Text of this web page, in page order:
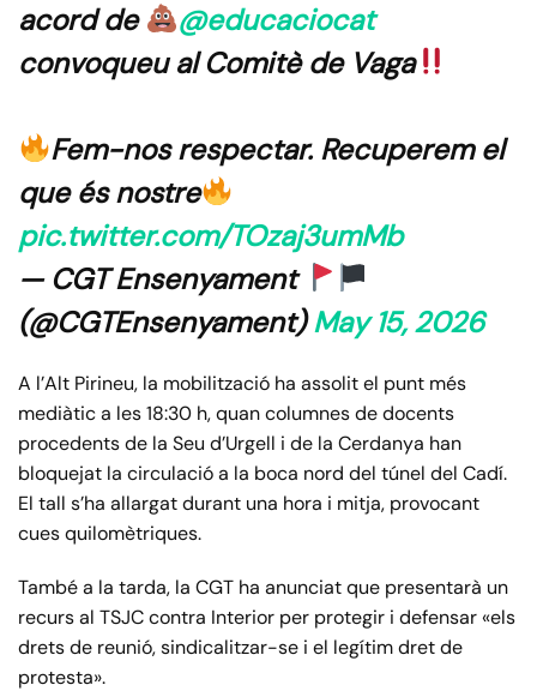
acord de
@educaciocat
convoqueu al Comitè de Vaga
Fem-nos respectar. Recuperem el
que és nostre
pic.twitter.com/TOzaj3umMb
— CGT Ensenyament
(@CGTEnsenyament)May 15, 2026
A l’Alt Pirineu, la mobilització ha assolit el punt més
mediàtic a les 18:30 h, quan columnes de docents
procedents de la Seu d’Urgell i de la Cerdanya han
bloquejat la circulació a la boca nord del túnel del Cadí.
El tall s’ha allargat durant una hora i mitja, provocant
cues quilomètriques.
També a la tarda, la CGT ha anunciat que presentarà un
recurs al TSJC contra Interior per protegir i defensar «els
drets de reunió, sindicalitzar-se i el legítim dret de
protesta».